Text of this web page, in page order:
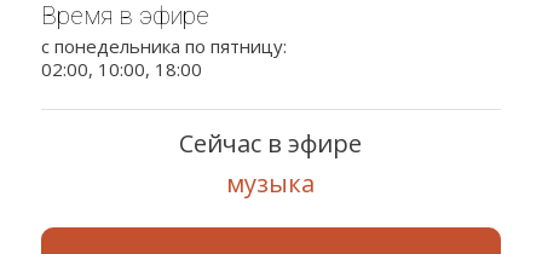
Время в эфире
с понедельника по пятницу:
02:00, 10:00, 18:00
Сейчас в эфире
музыка